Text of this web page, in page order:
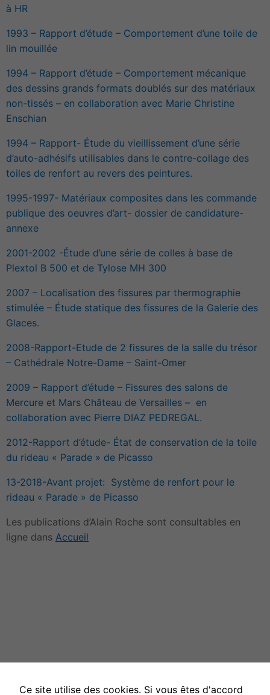
à HR
1993 – Rapport d’étude – Comportement d’une toile de
lin mouillée
1994 – Rapport d’étude – Comportement mécanique
des dessins grands formats doublés sur des matériaux
non-tissés – en collaboration avec Marie Christine
Enschian
1994 – Rapport- Étude du vieillissement d’une série
d’auto-adhésifs utilisables dans le contre-collage des
toiles de renfort au revers des peintures.
1995-1997- Matériaux composites dans les commande
publique des oeuvres d’art- dossier de candidature-
annexe
2001-2002 -Étude d’une série de colles à base de
Plextol B 500 et de Tylose MH 300
2007 – Localisation des fissures par thermographie
stimulée – Étude statique des fissures de la Galerie des
Glaces.
2008-Rapport-Etude de 2 fissures de la salle du trésor
– Cathédrale Notre-Dame – Saint-Omer
2009 – Rapport d’étude – Fissures des salons de
Mercure et Mars Château de Versailles – en
collaboration avec Pierre DIAZ PEDREGAL.
2012-Rapport d’étude- État de conservation de la toile
du rideau « Parade » de Picasso
13-2018-Avant projet: Système de renfort pour le
rideau « Parade » de Picasso
Les publications d’Alain Roche sont consultables en
ligne dans Accueil
Ce site utilise des cookies. Si vous êtes d'accord